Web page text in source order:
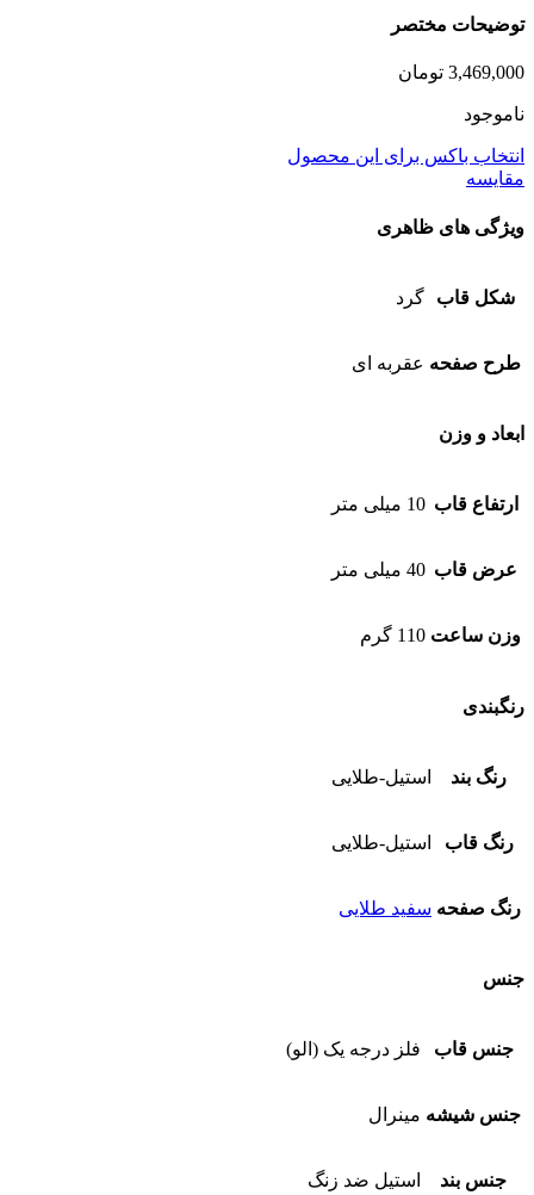
توضیحات مختصر
3,469,000 تومان
ناموجود
انتخاب باکس برای این محصول
مقایسه
ویژگی های ظاهری
شکل قاب گرد
طرح صفحه عقربه ای
ابعاد و وزن
ارتفاع قاب 10 میلی متر
عرض قاب 40 میلی متر
وزن ساعت 110 گرم
رنگبندی
رنگ بند استیل-طلایی
رنگ قاب استیل-طلایی
رنگ صفحه سفید طلایی
جنس
جنس قاب فلز درجه یک (الو)
جنس شیشه مینرال
جنس بند استیل ضد زنگ